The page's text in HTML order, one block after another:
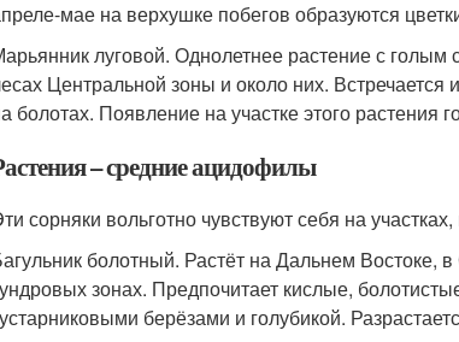
мае на верхушке побегов образуются
луговой. Однолетнее растение с
Центральной зоны и около них.
болотах. Появление на участке этого растения
– средние ацидофилы
сорняки вольготно чувствуют себя на
болотный. Растёт на Дальнем Востоке,
зонах. Предпочитает кислые,
берёзами и голубикой.